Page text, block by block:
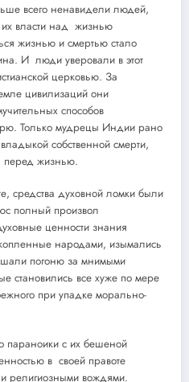
всего ненавидели людей,
власти над жизнью
жизнью и смертью стало
И люди уверовали в этот
церковью. За
цивилизаций они
способов
Только мудрецы Индии рано
собственной смерти,
перед жизнью.
средства духовной ломки были
полный произвол
ценности знания
народами, изымались
погоню за мнимыми
становились все хуже по мере
при упадке морально-
параноики с их бешеной
в своей правоте
религиозными вождями.